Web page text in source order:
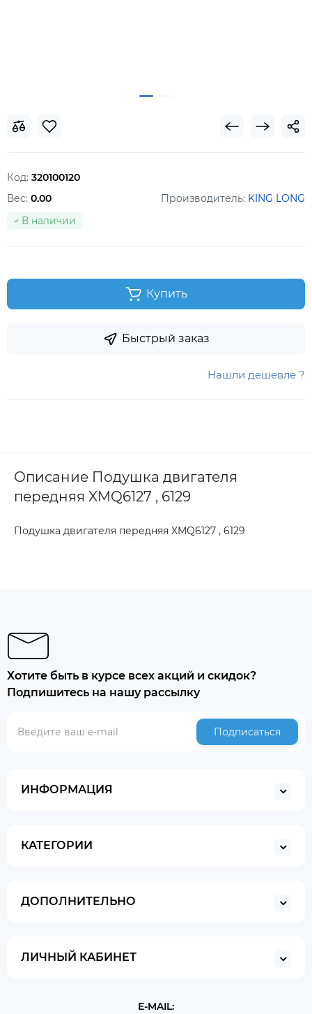
Код: 320100120
Производитель: KING LONG
В наличии
Вес: 0.00
Купить
Быстрый заказ
Нашли дешевле ?
Описание Подушка двигателя
передняя XMQ6127 , 6129
Подушка двигателя передняя XMQ6127 , 6129
Хотите быть в курсе всех акций и скидок?
Подпишитесь на нашу рассылку
Подписаться
ИНФОРМАЦИЯ
КАТЕГОРИИ
ДОПОЛНИТЕЛЬНО
ЛИЧНЫЙ КАБИНЕТ
E-MAIL: